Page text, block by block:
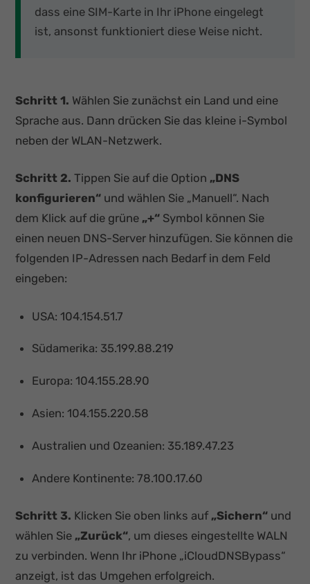
dass eine SIM-Karte in Ihr iPhone eingelegt
ist, ansonst funktioniert diese Weise nicht.
Schritt 1. Wählen Sie zunächst ein Land und eine
Sprache aus. Dann drücken Sie das kleine i-Symbol
neben der WLAN-Netzwerk.
Schritt 2. Tippen Sie auf die Option „DNS
konfigurieren“ und wählen Sie „Manuell“. Nach
dem Klick auf die grüne „+“ Symbol können Sie
einen neuen DNS-Server hinzufügen. Sie können die
folgenden IP-Adressen nach Bedarf in dem Feld
eingeben:
USA: 104.154.51.7
Südamerika: 35.199.88.219
Europa: 104.155.28.90
Asien: 104.155.220.58
Australien und Ozeanien: 35.189.47.23
Andere Kontinente: 78.100.17.60
Schritt 3. Klicken Sie oben links auf „Sichern“ und
wählen Sie „Zurück“, um dieses eingestellte WALN
zu verbinden. Wenn Ihr iPhone „iCloudDNSBypass“
anzeigt, ist das Umgehen erfolgreich.